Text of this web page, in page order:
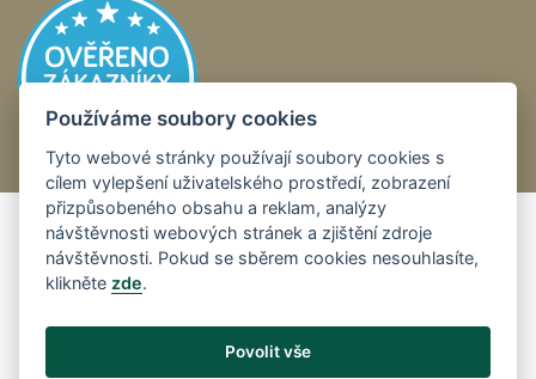
Platební metody:
Používáme soubory cookies
Tyto webové stránky používají soubory cookies s
cílem vylepšení uživatelského prostředí, zobrazení
přizpůsobeného obsahu a reklam, analýzy
návštěvnosti webových stránek a zjištění zdroje
návštěvnosti. Pokud se sběrem cookies nesouhlasíte,
klikněte zde.
Povolit vše